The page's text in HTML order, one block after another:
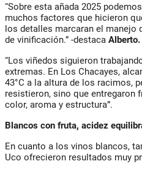
“Sobre esta añada 2025
muchos factores que hicieron
los detalles marcaran el manejo
de vinificación.” -destaca Alberto.
“Los viñedos siguieron
extremas. En Los Chacayes,
43°C a la altura de los racimos,
resistieron, sino que entregaron
color, aroma y estructura”.
Blancos con fruta, acidez
En cuanto a los vinos blancos,
Uco ofrecieron resultados muy